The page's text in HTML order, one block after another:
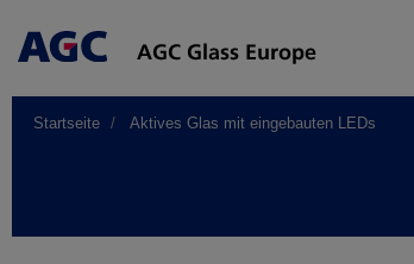
Main
Startseite Aktives Glas mit eingebauten LEDs